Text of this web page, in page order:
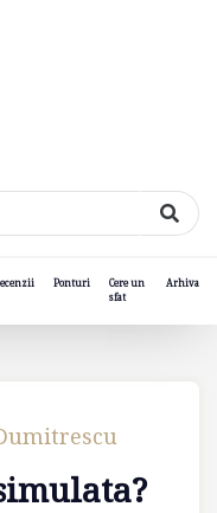
Ponturi
Cere un
sfat
Arhiva